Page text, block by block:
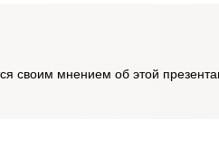
своим мнением об этой